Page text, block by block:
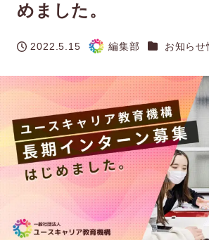
めました。
投稿日
2022.5.15
著
編集部 カテゴリー
お知らせ